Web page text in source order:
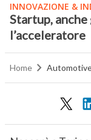
INNOVAZIONE &
Startup,
l’acceleratore
Home